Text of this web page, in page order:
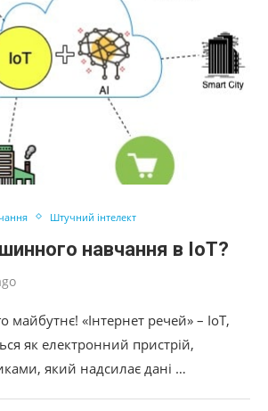
Штучний інтелект
навчання в IoT?
майбутнє! «Інтернет речей» – IoT,
як електронний пристрій,
який надсилає дані …